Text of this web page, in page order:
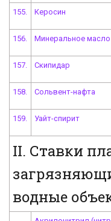
155. Керосин
156. Минеральное масло
157. Скипидар
158. Сольвент-нафта
159. Уайт-спирит
II. Ставки
водные